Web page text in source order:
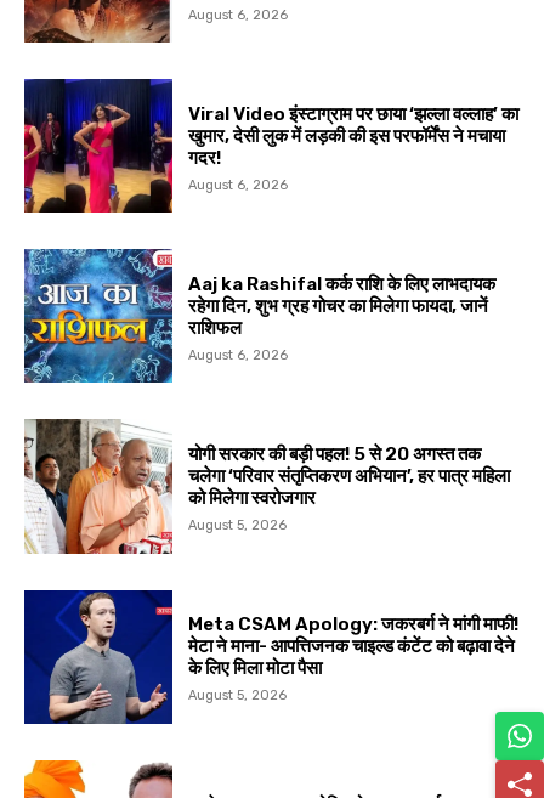
August 6, 2026
Viral Video इंस्टाग्राम पर छाया ‘झल्ला वल्लाह’ का
खुमार, देसी लुक में लड़की की इस परफॉर्मेंस ने मचाया
गदर!
August 6, 2026
Aaj ka Rashifal कर्क राशि के लिए लाभदायक
रहेगा दिन, शुभ ग्रह गोचर का मिलेगा फायदा, जानें
राशिफल
August 6, 2026
योगी सरकार की बड़ी पहल! 5 से 20 अगस्त तक
चलेगा ‘परिवार संतृप्तिकरण अभियान’, हर पात्र महिला
को मिलेगा स्वरोजगार
August 5, 2026
Meta CSAM Apology: जकरबर्ग ने मांगी माफी!
मेटा ने माना- आपत्तिजनक चाइल्ड कंटेंट को बढ़ावा देने
के लिए मिला मोटा पैसा
August 5, 2026